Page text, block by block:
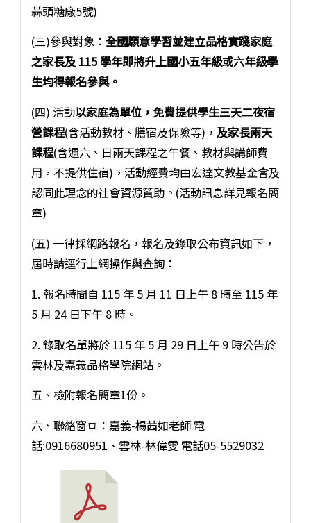
蒜頭糖廠5號)
(三)參與對象： 全國願意學習並建立品格實踐家庭
之家長及 115 學年即將升上國小五年級或六年級學
生均得報名參與。
(四) 活動以家庭為單位，免費提供學生三天二夜宿
營課程(含活動教材、膳宿及保險等)， 及家長兩天
課程(含週六、日兩天課程之午餐、教材與講師費
用，不提供住宿)，活動經費均由宏達文教基金會及
認同此理念的社會資源贊助。(活動訊息詳見報名簡
章)
(五) 一律採網路報名，報名及錄取公布資訊如下，
屆時請逕行上網操作與查詢：
1. 報名時間自 115 年 5 月 11 日上午 8 時至 115 年
5 月 24 日下午 8 時。
2. 錄取名單將於 115 年 5 月 29 日上午 9 時公告於
雲林及嘉義品格學院網站。
五、檢附報名簡章1份。
六、聯絡窗⼝：嘉義-楊茜如老師 電
話:0916680951、雲林-林偉雯 電話05-5529032